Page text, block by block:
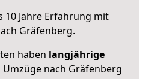
10 Jahre Erfahrung mit
Gräfenberg.
haben langjährige
Umzüge nach Gräfenberg